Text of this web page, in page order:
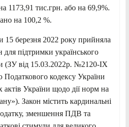
1173,91 тис.грн. або на 69,9%.
на 100,2 %.
15 березня 2022 року прийняла
для підтримки українського
(ЗУ від 15.03.2022р. №2120-ІХ
Податкового кодексу України
актів України щодо дії норм на
Закон містить кардинальні
зменшення ПДВ та